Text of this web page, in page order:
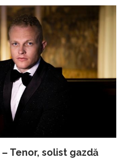
– Tenor, solist gazdă